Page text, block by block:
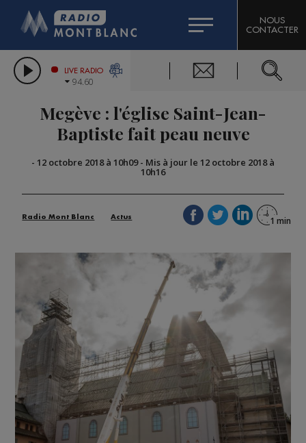
LES CHRONIQUES DE L'EXPERT
CITIZEN MACHINERY
GRAND MASSIF DOMAINES SKIABLES
BIGARD
COMPAGNIE DU MONT-BLANC
NOUS
CONTACTER
LIVE RADIO
94.60
Megève : l'église Saint-Jean-
Baptiste fait peau neuve
- 12 octobre 2018 à 10h09- Mis à jour le 12 octobre 2018 à
10h16
Radio Mont Blanc Actus